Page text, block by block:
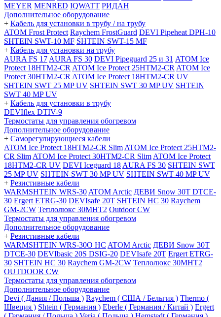
MEYER MENRED IQWATT РИДАН
Дополнительное оборудование
+ Кабель для установки в трубу / на трубу
ATOM Frost Protect Raychem FrostGuard DEVI Pipeheat DPH-10
SHTEIN SWT-10 MF SHTEIN SWT-15 MF
+ Кабель для установки на трубу
AURA FS 17 AURA FS 30 DEVI Pipeguard 25 и 31 ATOM Ice
Protect 18HTM2-CR ATOM Ice Protect 25HTM2-CR ATOM Ice
Protect 30HTM2-CR ATOM Ice Protect 18HTM2-CR UV
SHTEIN SWT 25 MP UV SHTEIN SWT 30 MP UV SHTEIN
SWT 40 MP UV
+ Кабель для установки в трубу
DEVIflex DTIV-9
Термостаты для управления обогревом
Дополнительное оборудование
+ Саморегулирующиеся кабели
ATOM Ice Protect 18HTM2-CR Slim ATOM Ice Protect 25HTM2-
CR Slim ATOM Ice Protect 30HTM2-CR Slim ATOM Ice Protect
18HTM2-CR UV DEVI Iceguard 18 AURA FS 30 SHTEIN SWT
25 MP UV SHTEIN SWT 30 MP UV SHTEIN SWT 40 MP UV
+ Резистивные кабели
WARMSHTEIN WRS-30 ATOM Arctic ДЕВИ Snow 30T DTCE-
30 Ergert ETRG-30 DEVIsafe 20T SHTEIN HC 30 Raychem
GM-2CW Теплолюкс 30МНТ2 Outdoor CW
Термостаты для управления обогревом
Дополнительное оборудование
+ Резистивные кабели
WARMSHTEIN WRS-30O HC ATOM Arctic ДЕВИ Snow 30T
DTCE-30 DEVIbasic 20S DSIG-20 DEVIsafe 20T Ergert ETRG-
30 SHTEIN HC 30 Raychem GM-2CW Теплолюкс 30МНТ2
OUTDOOR CW
Термостаты для управления обогревом
Дополнительное оборудование
Devi ( Дания / Польша ) Raychem ( США / Бельгия ) Thermo (
Швеция ) Shtein ( Германия ) Eberle ( Германия / Китай ) Ergert